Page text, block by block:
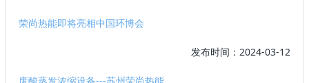
荣尚热能即将亮相中国环博会
发布时间：2024-03-12
废酸蒸发浓缩设备---苏州荣尚热能